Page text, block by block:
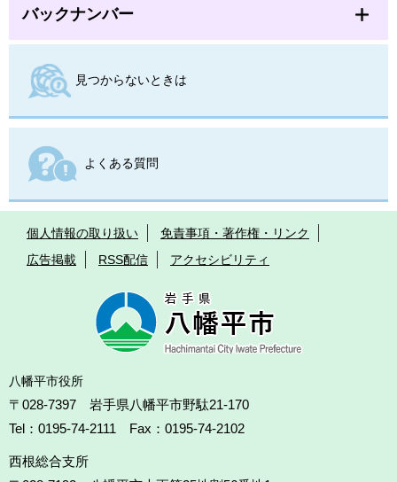
バックナンバー
見つからないときは
よくある質問
個人情報の取り扱い
免責事項・著作権・リンク
広告掲載
RSS配信 アクセシビリティ
八幡平市役所
〒028-7397 岩手県八幡平市野駄21-170
Tel：0195-74-2111 Fax：0195-74-2102
西根総合支所